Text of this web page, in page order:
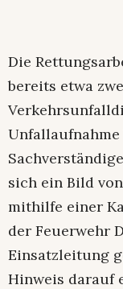
Die
bereits etwa
sich ein Bild
mithilfe einer
der Feuerwehr
Einsatzleitung
Hinweis darauf